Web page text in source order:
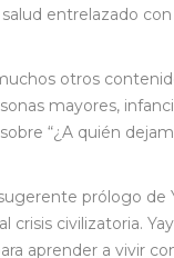
entrelazado
otros
mayores,
“¿A quién
prólogo de
civilizatoria.
aprender a vivir